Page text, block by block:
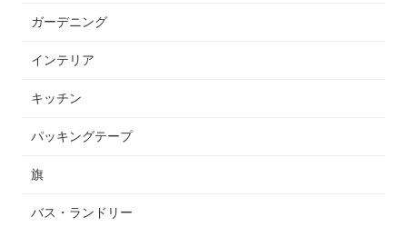
ガーデニング
インテリア
キッチン
パッキングテープ
旗
バス・ランドリー